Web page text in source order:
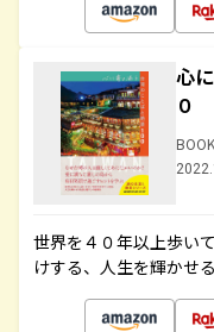
心
０
世界を４０年以上歩い
けする、人生を輝かせ